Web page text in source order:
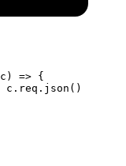
c ) => {
c.req. json ()